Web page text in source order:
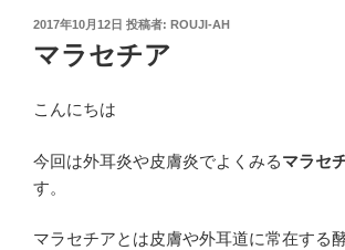
投
稿
日:
2017年10月12日 投稿者: ROUJI-AH
マラセチア
こんにちは
今回は外耳炎や皮膚炎でよくみるマラセ
す。
マラセチアとは皮膚や外耳道に常在する